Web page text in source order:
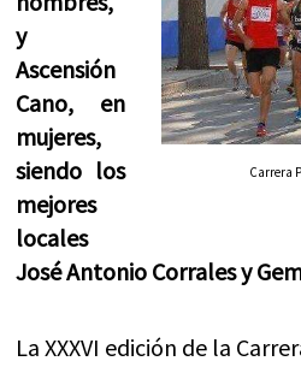
Carrera
y
Ascensión
Cano, en
mujeres,
siendo los
mejores
locales
José Antonio Corrales y
La XXXVI edición de la